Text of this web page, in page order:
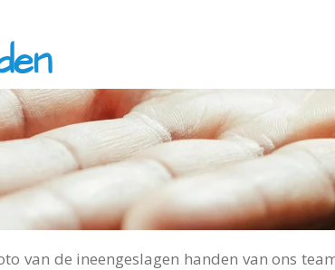
van de ineengeslagen handen van ons